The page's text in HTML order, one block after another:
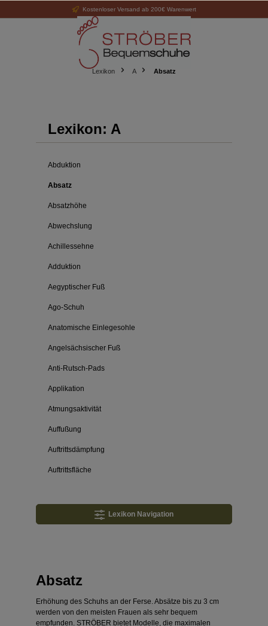
Kostenloser Versand ab 200€ Warenwert
Lexikon A Absatz
Lexikon: A
Abduktion
Absatz
Absatzhöhe
Abwechslung
Achillessehne
Adduktion
Aegyptischer Fuß
Ago-Schuh
Anatomische Einlegesohle
Angelsächsischer Fuß
Anti-Rutsch-Pads
Applikation
Atmungsaktivität
Auffußung
Auftrittsdämpfung
Auftrittsfläche
Lexikon Navigation
Absatz
Erhöhung des Schuhs an der Ferse. Absätze bis zu 3 cm
werden von den meisten Frauen als sehr bequem
empfunden. STRÖBER bietet Modelle, die maximalen